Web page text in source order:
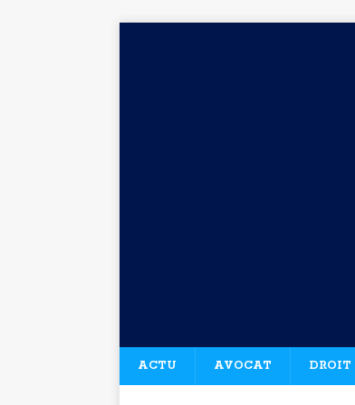
ACTU AVOCAT DROIT